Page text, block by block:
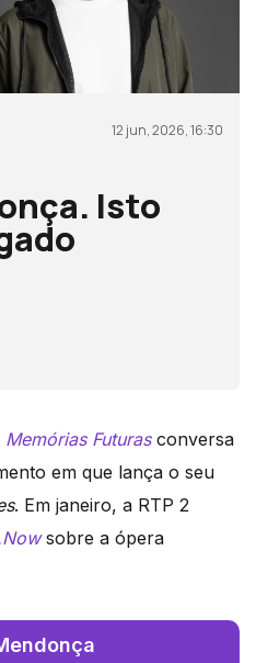
12 jun, 2026, 16:30
Isto
Memórias Futuras conversa
em que lança o seu
. Em janeiro, a RTP 2
sobre a ópera